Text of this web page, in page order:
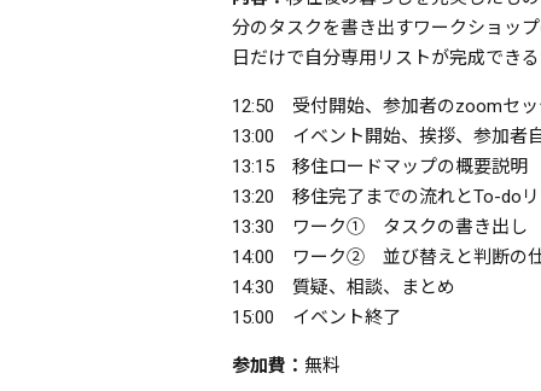
分のタスクを書き出すワークショッ
日だけで自分専用リストが完成でき
12:50 受付開始、参加者のzoomセッ
13:00 イベント開始、挨拶、参加者
13:15 移住ロードマップの概要説明
13:20 移住完了までの流れとTo-do
13:30 ワーク① タスクの書き出し
14:00 ワーク② 並び替えと判断の
14:30 質疑、相談、まとめ
15:00 イベント終了
参加費： 無料